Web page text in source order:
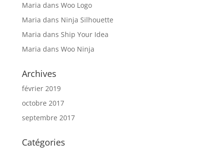
Maria dans Woo Logo
Maria dans Ninja Silhouette
Maria dans Ship Your Idea
Maria dans Woo Ninja
Archives
février 2019
octobre 2017
septembre 2017
Catégories